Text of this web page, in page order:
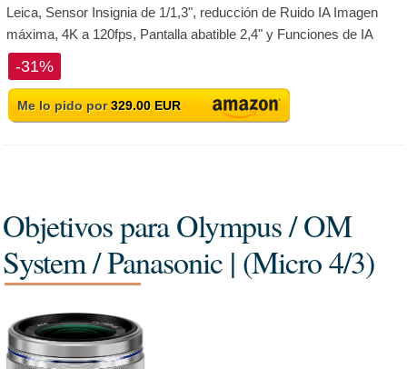
Leica, Sensor Insignia de 1/1,3", reducción de Ruido IA Imagen
máxima, 4K a 120fps, Pantalla abatible 2,4" y Funciones de IA
-31%
Me lo pido por329.00 EUR
Objetivos para Olympus / OM
System / Panasonic | (Micro 4/3)